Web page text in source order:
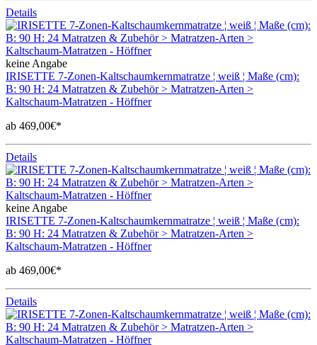
Details
keine Angabe
IRISETTE 7-Zonen-Kaltschaumkernmatratze ¦ weiß ¦ Maße (cm):
B: 90 H: 24 Matratzen & Zubehör > Matratzen-Arten >
Kaltschaum-Matratzen - Höffner
ab 469,00€*
Details
keine Angabe
IRISETTE 7-Zonen-Kaltschaumkernmatratze ¦ weiß ¦ Maße (cm):
B: 90 H: 24 Matratzen & Zubehör > Matratzen-Arten >
Kaltschaum-Matratzen - Höffner
ab 469,00€*
Details